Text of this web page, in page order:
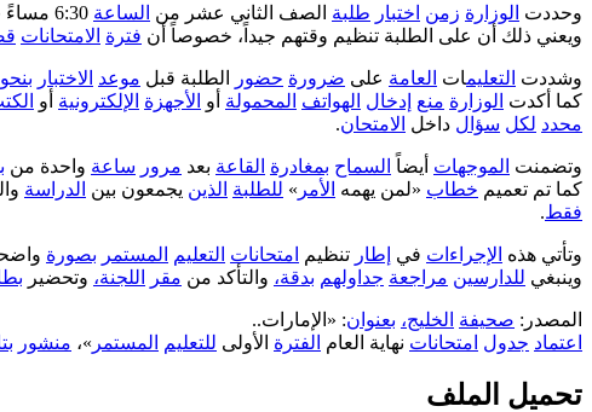
وحددت الوزارة زمن اختبار طلبة الصف الثاني عشر من الساعة
ويعني ذلك أن على الطلبة تنظيم وقتهم جيداً، خصوصاً أن فترة الامتحانات
وشددت التعليمات العامة على ضرورة حضور الطلبة قبل موعد الاختبار بنحو
كما أكدت الوزارة منع إدخال الهواتف المحمولة أو الأجهزة الإلكترونية أو
محدد لكل سؤال داخل الامتحان.
وتضمنت الموجهات أيضاً السماح بمغادرة القاعة بعد مرور ساعة واحدة من
كما تم تعميم خطاب «لمن يهمه الأمر » للطلبة الذين يجمعون بين الدراسة
فقط.
وتأتي هذه الإجراءات في إطار تنظيم امتحانات التعليم المستمر بصورة
وينبغي للدارسين مراجعة جداولهم بدقة، والتأكد من مقر اللجنة، وتحضير
المصدر: صحيفة الخليج، بعنوان: «الإمارات..
اعتماد جدول امتحانات نهاية العام الفترة الأولى للتعليم المستمر »، منشور
تحميل الملف